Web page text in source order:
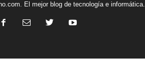
El mejor blog de tecnología e informática.